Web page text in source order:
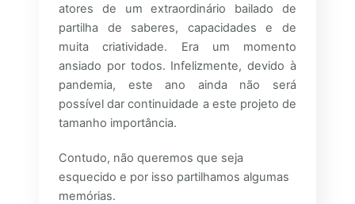
atores de um extraordinário bailado de
partilha de saberes, capacidades e de
muita criatividade. Era um momento
ansiado por todos. Infelizmente, devido à
pandemia, este ano ainda não será
possível dar continuidade a este projeto de
tamanho importância.
Contudo, não queremos que seja
esquecido e por isso partilhamos algumas
memórias.